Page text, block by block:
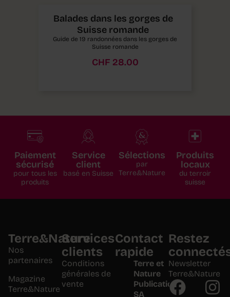
Balades dans les gorges de
Suisse romande
Guide de 19 randonnées dans les gorges de
Suisse romande
CHF 28.00
Paiement
sécurisé
pour tous les
produits
Service
client
basé en Suisse
Sélections
par
Terre&Nature
Produits
locaux
du terroir
suisse
Terre&Nature
Nos
partenaires
Magazine
Terre&Nature
Services
clients
Conditions
générales de
vente
Contact
rapide
Terre et
Nature
Publications
SA
Restez
Newsletter
Terre&Nature